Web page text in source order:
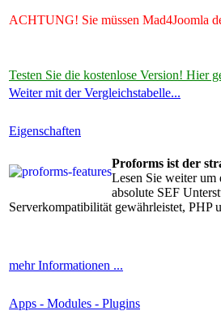
ACHTUNG! Sie müssen Mad4Joomla
Testen Sie die kostenlose Version! Hier
Weiter mit der Vergleichstabelle...
Eigenschaften
Proforms ist der
Lesen Sie weiter um
absolute SEF
Serverkompatibilität gewährleistet, PHP
mehr Informationen ...
Apps - Modules - Plugins